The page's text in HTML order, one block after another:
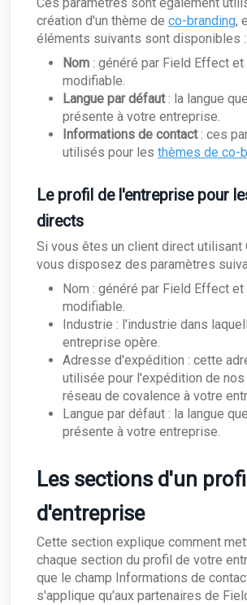
création d'un thème de co-branding,
éléments suivants sont disponibles :
Nom : généré par Field Effect et
modifiable.
Langue par défaut: la langue
présente à votre entreprise.
Informations de contact: ces
utilisés pour les thèmes de co-
Le profil de l'entreprise pour
directs
Si vous êtes un client direct utilisant
vous disposez des paramètres
Nom : généré par Field Effect et
modifiable.
Industrie : l'industrie dans
entreprise opère.
Adresse d'expédition : cette
utilisée pour l'expédition de
réseau de covalence à votre
Langue par défaut : la langue
présente à votre entreprise.
Les sections d'un profil
d'entreprise
Cette section explique comment
chaque section du profil de votre
que le champ Informations de
s'applique qu'aux partenaires de